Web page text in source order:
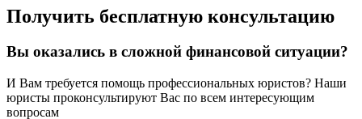
Получить бесплатную консультацию
Вы оказались в сложной финансовой ситуации?
И Вам требуется помощь профессиональных юристов? Наши
юристы проконсультируют Вас по всем интересующим
вопросам